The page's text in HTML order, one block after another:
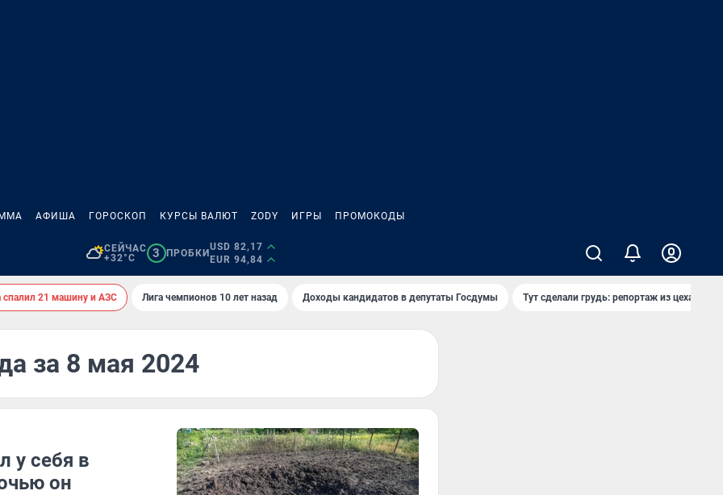
АФИША ГОРОСКОП КУРСЫ ВАЛЮТ ZODY ИГРЫ ПРОМОКОДЫ
СЕЙЧАС
+32°C
3 ПРОБКИ
USD 82,17
EUR 94,84
21 машину и АЗС Лига чемпионов 10 лет назад Доходы кандидатов в депутаты Госдумы Тут сделали грудь: репортаж из цеха
за 8 мая 2024
у себя в
он